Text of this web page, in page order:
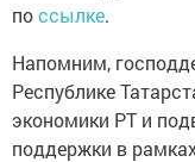
поссылке.
Напомним,
Республике
экономики РТ и
поддержки в